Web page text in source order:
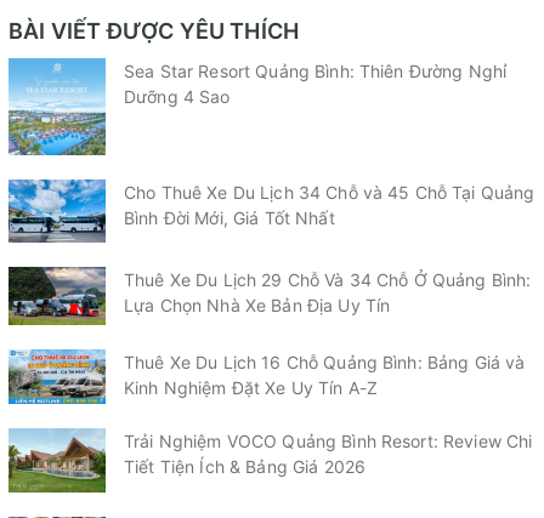
BÀI VIẾT ĐƯỢC YÊU THÍCH
Sea Star Resort Quảng Bình: Thiên Đường Nghỉ
Dưỡng 4 Sao
Cho Thuê Xe Du Lịch 34 Chỗ và 45 Chỗ Tại Quảng
Bình Đời Mới, Giá Tốt Nhất
Thuê Xe Du Lịch 29 Chỗ Và 34 Chỗ Ở Quảng Bình:
Lựa Chọn Nhà Xe Bản Địa Uy Tín
Thuê Xe Du Lịch 16 Chỗ Quảng Bình: Bảng Giá và
Kinh Nghiệm Đặt Xe Uy Tín A-Z
Trải Nghiệm VOCO Quảng Bình Resort: Review Chi
Tiết Tiện Ích & Bảng Giá 2026